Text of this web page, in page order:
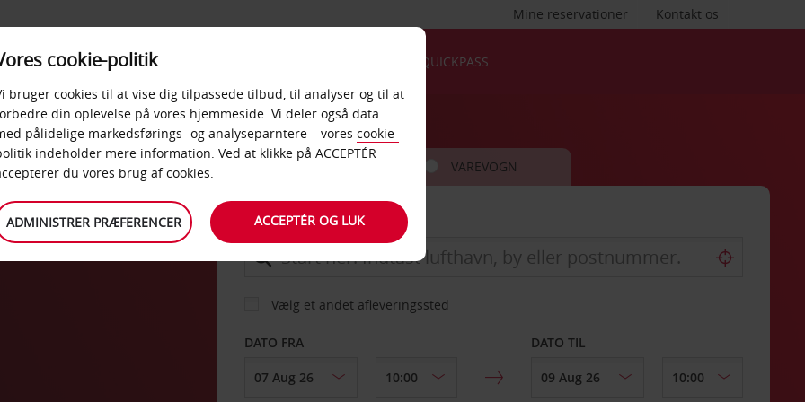
Kontakt os
Mine reservationer
PRODUKTER &
KONTORER
QUICKPASS
BIL VAREVOGN
AFHENT FRA
Vælg et andet afleveringssted
DATO FRA DATO TIL
cookie-politik
bruger cookies til at vise dig tilpassede tilbud, til analyser og til at
din oplevelse på vores hjemmeside. Vi deler også data
pålidelige markedsførings- og analyseparntere – vores cookie-
indeholder mere information. Ved at klikke på ACCEPTÉR
du vores brug af cookies.
ADMINISTRER PRÆFERENCER ACCEPTÉR OG LUK